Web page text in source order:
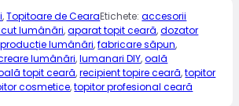
,Topitoare de CearaEtichete:accesorii
lumânări,aparat topit ceară,dozator
lumânări,fabricare săpun,
lumânări,lumanari DIY,oală
topit ceară,recipient topire ceară,topitor
cosmetice,topitor profesional ceară